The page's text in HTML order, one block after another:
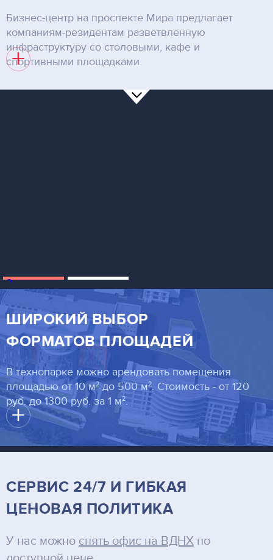
Бизнес-центр на проспекте Мира предлагает
компаниям-резидентам разветвленную
инфраструктуру со столовыми, кафе и
спортивными площадками.
+
2
ШИРОКИЙ ВЫБОР
ФОРМАТОВ ПЛОЩАДЕЙ
В технопарке можно арендовать помещения
площадью от 10 м2до 500 м2. Стоимость - от 120
руб. до 1300 руб. за 1 м2.
+
СЕРВИС 24/7 И ГИБКАЯ
ЦЕНОВАЯ ПОЛИТИКА
У нас можно снять офис на ВДНХ по